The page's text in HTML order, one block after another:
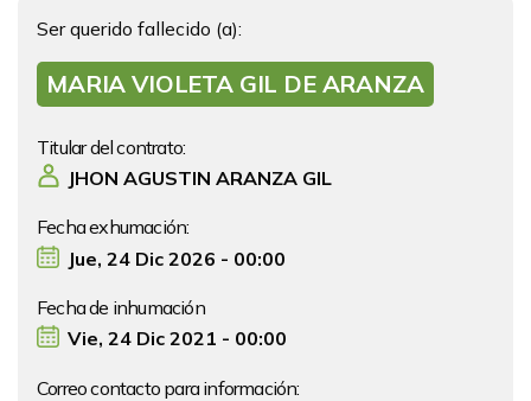
Ser querido fallecido (a):
MARIA VIOLETA GIL DE ARANZA
Titular del contrato:
JHON AGUSTIN ARANZA GIL
Fecha exhumación:
Jue, 24 Dic 2026 - 00:00
Fecha de inhumación
Vie, 24 Dic 2021 - 00:00
Correo contacto para información: